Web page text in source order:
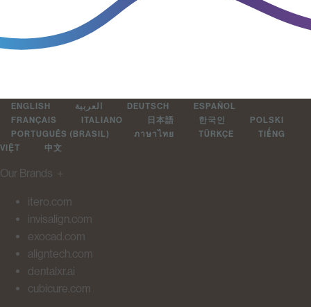
ENGLISH العربية DEUTSCH
ESPAÑOL
FRANÇAIS
ITALIANO 日本語 한국인
POLSKI
PORTUGUÊS (BRASIL)
ภาษาไทย TÜRKÇE
TIẾNG
VIỆT
中文
Our Brands ＋
itero.com
invisalign.com
exocad.com
aligntech.com
dentalxr.ai
cubicure.com